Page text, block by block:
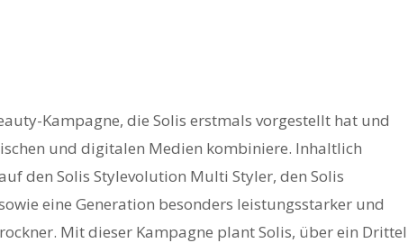
Kampagne, die Solis erstmals vorgestellt hat und
und digitalen Medien kombiniere. Inhaltlich
den Solis Stylevolution Multi Styler, den Solis
eine Generation besonders leistungsstarker und
Mit dieser Kampagne plant Solis, über ein Drittel